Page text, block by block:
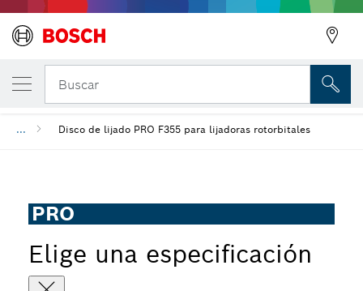
Buscar
... Disco de lijado PRO F355 para lijadoras rotorbitales
PRO
Elige una especificación
Disco de lijado PRO F355